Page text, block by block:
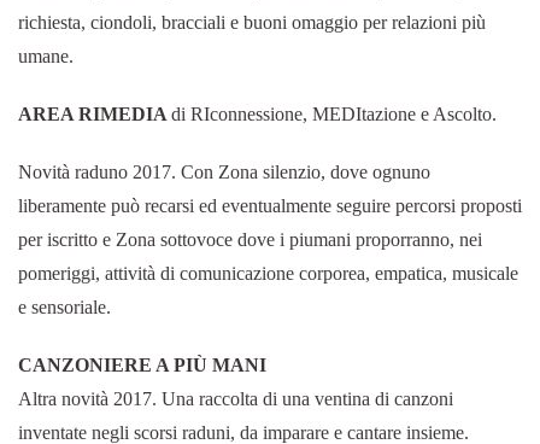
richiesta, ciondoli, bracciali e buoni omaggio per relazioni più
umane.
AREA RIMEDIA di RIconnessione, MEDItazione e Ascolto.
Novità raduno 2017. Con Zona silenzio, dove ognuno
liberamente può recarsi ed eventualmente seguire percorsi proposti
per iscritto e Zona sottovoce dove i piumani proporranno, nei
pomeriggi, attività di comunicazione corporea, empatica, musicale
e sensoriale.
CANZONIERE A PIÙ MANI
Altra novità 2017. Una raccolta di una ventina di canzoni
inventate negli scorsi raduni, da imparare e cantare insieme.